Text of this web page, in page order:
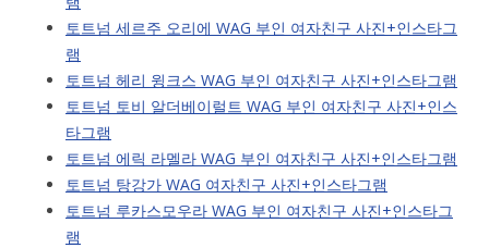
토트넘 세르주 오리에 WAG 부인 여자친구 사진+인스타그
램
토트넘 헤리 윙크스 WAG 부인 여자친구 사진+인스타그램
토트넘 토비 알더베이럴트 WAG 부인 여자친구 사진+인스
타그램
토트넘 에릭 라멜라 WAG 부인 여자친구 사진+인스타그램
토트넘 탕강가 WAG 여자친구 사진+인스타그램
토트넘 루카스모우라 WAG 부인 여자친구 사진+인스타그
램